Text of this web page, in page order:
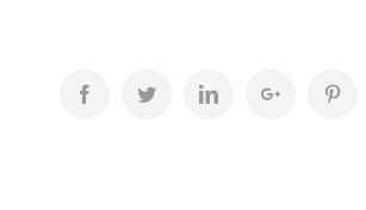
FacebookTwitter LinkedInGoogle+